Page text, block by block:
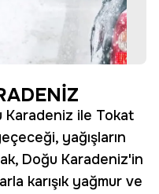
Karadeniz ile Tokat
yağışların
Doğu Karadeniz'in
karışık yağmur ve